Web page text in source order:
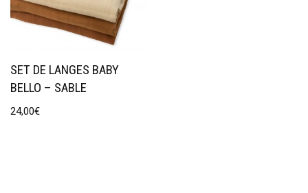
SET DE LANGES BABY
BELLO – SABLE
24,00€